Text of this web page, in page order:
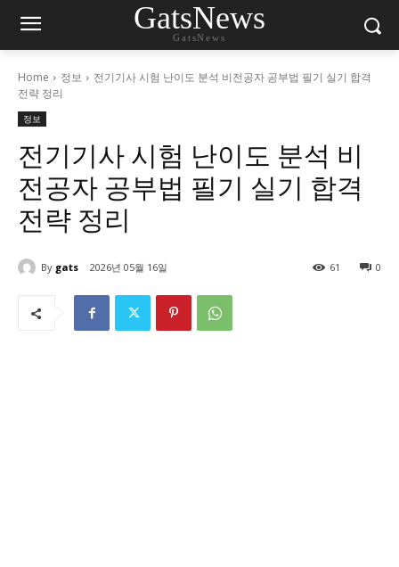
GatsNews
GatsNews
Home 정보
전기기사 시험 난이도 분석 비전공자 공부법 필기 실기 합격
전략 정리
정보
전기기사 시험 난이도 분석 비
전공자 공부법 필기 실기 합격
전략 정리
By gats 2026년 05월 16일 0
61